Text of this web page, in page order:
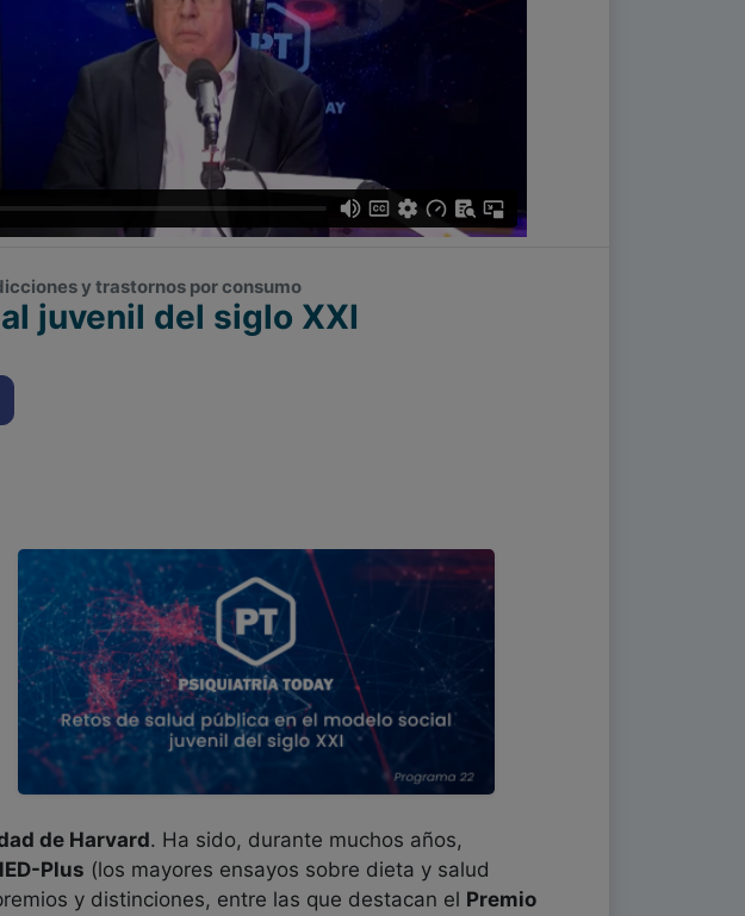
y trastornos por consumo
juvenil del siglo XXI
de Harvard. Ha sido, durante muchos años,
Plus (los mayores ensayos sobre dieta y salud
y distinciones, entre las que destacan el Premio